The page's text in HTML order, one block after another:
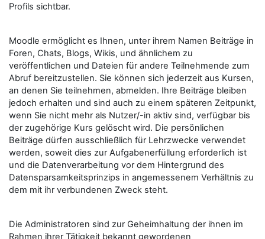
Profils sichtbar.
Moodle ermöglicht es Ihnen, unter ihrem Namen Beiträge in
Foren, Chats, Blogs, Wikis, und ähnlichem zu
veröffentlichen und Dateien für andere Teilnehmende zum
Abruf bereitzustellen. Sie können sich jederzeit aus Kursen,
an denen Sie teilnehmen, abmelden. Ihre Beiträge bleiben
jedoch erhalten und sind auch zu einem späteren Zeitpunkt,
wenn Sie nicht mehr als Nutzer/-in aktiv sind, verfügbar bis
der zugehörige Kurs gelöscht wird. Die persönlichen
Beiträge dürfen ausschließlich für Lehrzwecke verwendet
werden, soweit dies zur Aufgabenerfüllung erforderlich ist
und die Datenverarbeitung vor dem Hintergrund des
Datensparsamkeitsprinzips in angemessenem Verhältnis zu
dem mit ihr verbundenen Zweck steht.
Die Administratoren sind zur Geheimhaltung der ihnen im
Rahmen ihrer Tätigkeit bekannt gewordenen